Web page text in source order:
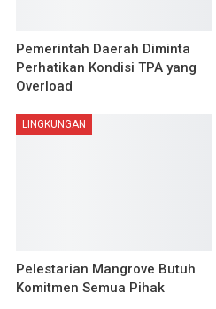
Pemerintah Daerah Diminta
Perhatikan Kondisi TPA yang
Overload
LINGKUNGAN
Pelestarian Mangrove Butuh
Komitmen Semua Pihak